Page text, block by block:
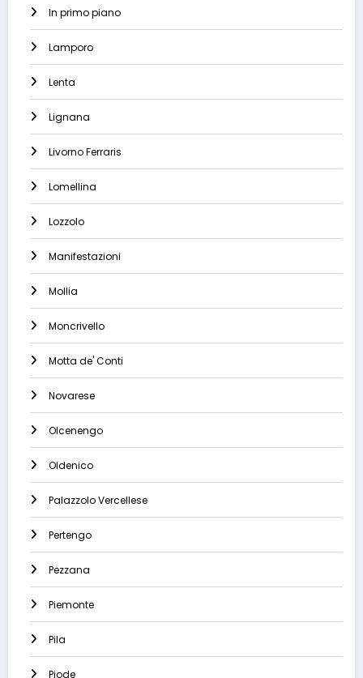
In primo piano
Lamporo
Lenta
Lignana
Livorno Ferraris
Lomellina
Lozzolo
Manifestazioni
Mollia
Moncrivello
Motta de' Conti
Novarese
Olcenengo
Oldenico
Palazzolo Vercellese
Pertengo
Pezzana
Piemonte
Pila
Piode